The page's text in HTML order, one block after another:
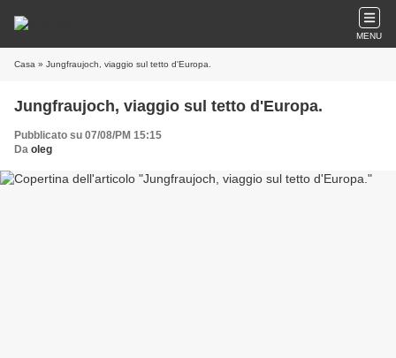
MENU
Casa » Jungfraujoch, viaggio sul tetto d'Europa.
Jungfraujoch, viaggio sul tetto d'Europa.
Pubblicato su 07/08/PM 15:15
Da oleg